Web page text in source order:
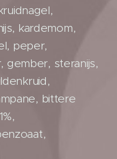
kardemom,
peper,
gember, steranijs,
bittere